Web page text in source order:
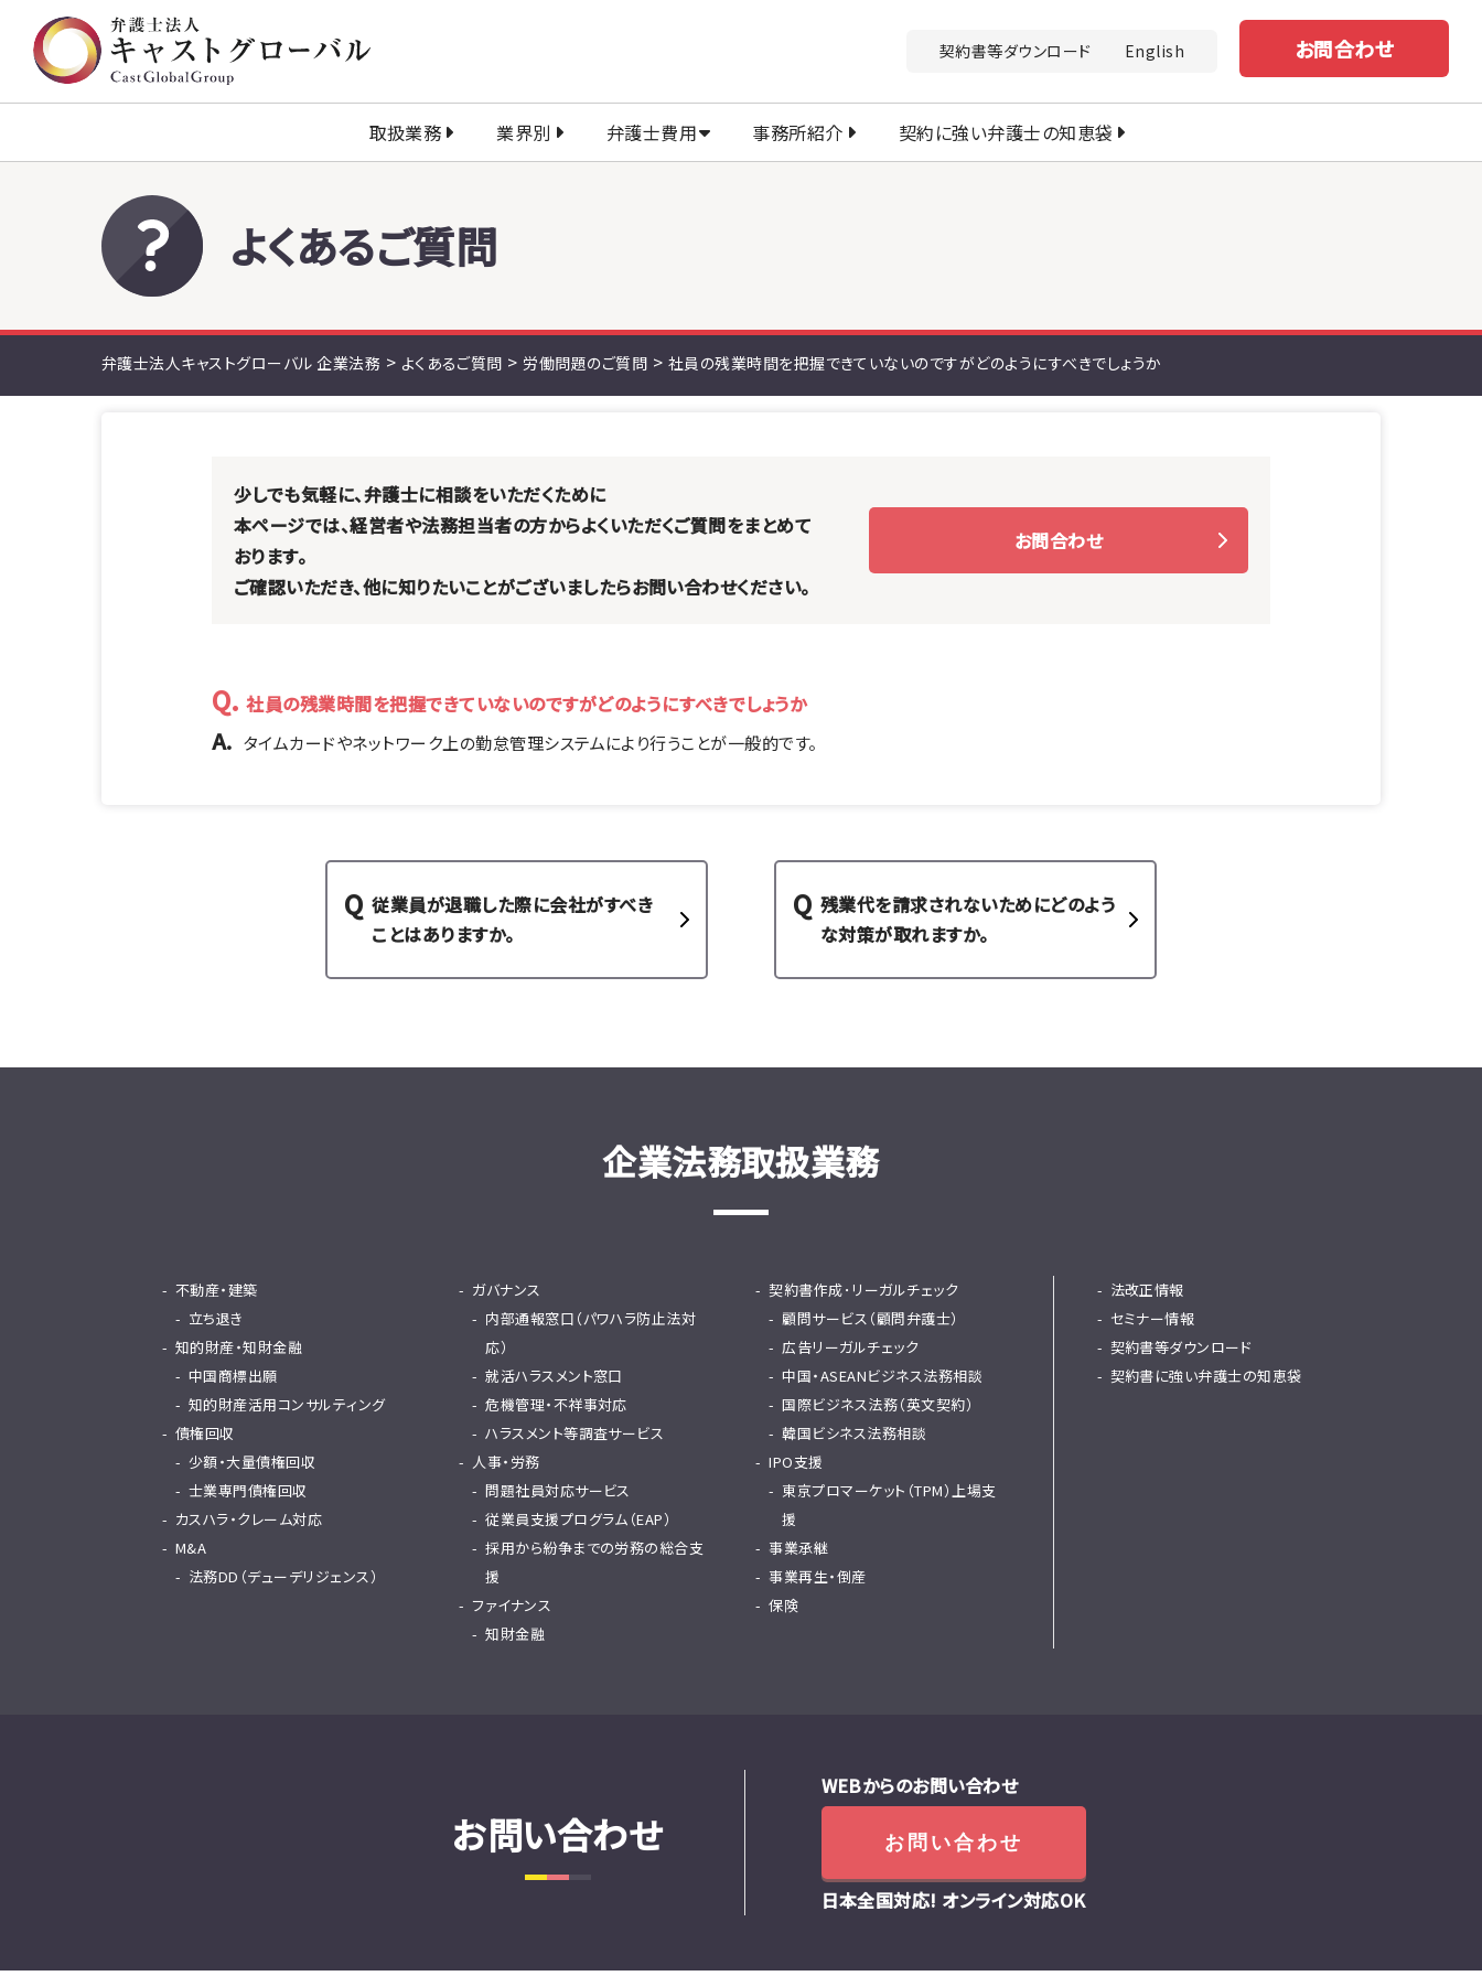
契約書等ダウンロード English お問合わせ
取扱業務 業界別 弁護士費用 事務所紹介 契約に強い弁護士の知恵袋
よくあるご質問
弁護士法人キャストグローバル 企業法務 > よくあるご質問 > 労働問題のご質問 > 社員の残業時間を把握できていないのですがどのようにすべきでしょうか
少しでも気軽に、弁護士に相談をいただくために
本ページでは、経営者や法務担当者の方からよくいただくご質問をまとめて
おります。
ご確認いただき、他に知りたいことがございましたらお問い合わせください。
お問合わせ
Q.社員の残業時間を把握できていないのですがどのようにすべきでしょうか
A. タイムカードやネットワーク上の勤怠管理システムにより行うことが一般的です。
従業員が退職した際に会社がすべき
ことはありますか。
残業代を請求されないためにどのよう
な対策が取れますか。
企業法務取扱業務
不動産・建築
立ち退き
知的財産・知財金融
中国商標出願
知的財産活用コンサルティング
債権回収
少額・大量債権回収
士業専門債権回収
カスハラ・クレーム対応
M&A
法務DD（デューデリジェンス）
ガバナンス
内部通報窓口（パワハラ防止法対
応）
就活ハラスメント窓口
危機管理・不祥事対応
ハラスメント等調査サービス
人事・労務
問題社員対応サービス
従業員支援プログラム（EAP）
採用から紛争までの労務の総合支
援
ファイナンス
知財金融
契約書作成･リーガルチェック
顧問サービス（顧問弁護士）
広告リーガルチェック
中国・ASEANビジネス法務相談
国際ビジネス法務（英文契約）
韓国ビシネス法務相談
IPO支援
東京プロマーケット（TPM）上場支
援
事業承継
事業再生・倒産
保険
法改正情報
セミナー情報
契約書等ダウンロード
契約書に強い弁護士の知恵袋
お問い合わせ
WEBからのお問い合わせ
お問い合わせ
日本全国対応! オンライン対応OK